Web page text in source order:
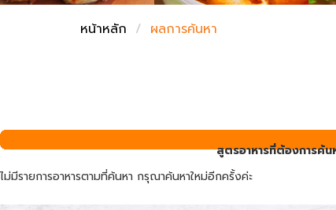
หน้าหลัก ผลการค้นหา
สูตรอาหารที่ต้องการค้น
ไม่มีรายการอาหารตามที่ค้นหา กรุณาค้นหาใหม่อีกครั้งค่ะ